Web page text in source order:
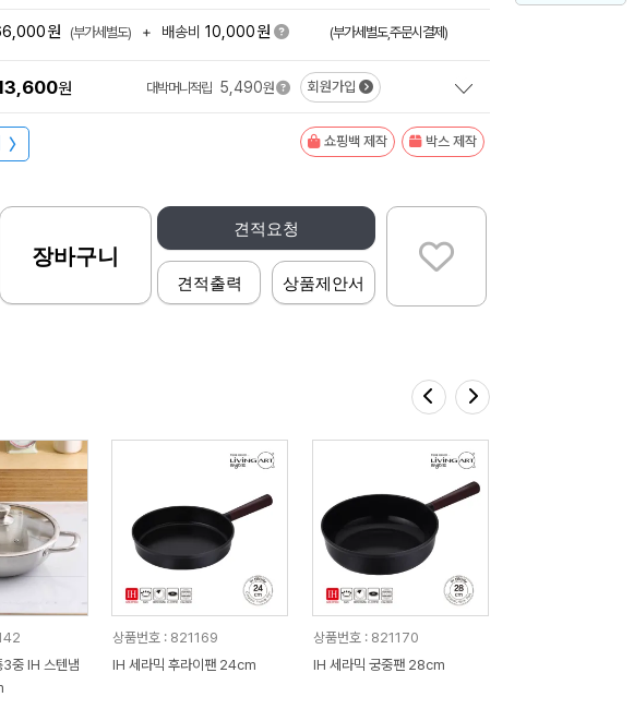
원 (부가세별도) + 배송비 10,000원 (부가세별도,주문시결제)
원 대박머니적립 5,490원 회원가입
〉 쇼핑백 제작 박스 제작
견적요청
견적출력 상품제안서
장바구니
3중 IH 스텐냄
상품번호 : 821169
IH 세라믹 후라이팬 24cm
상품번호 : 821170
IH 세라믹 궁중팬 28cm